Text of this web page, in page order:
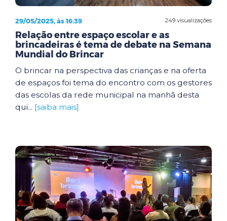
249 visualizações
29/05/2025, às 16:39
Relação entre espaço escolar e as
brincadeiras é tema de debate na Semana
Mundial do Brincar
O brincar na perspectiva das crianças e na oferta
de espaços foi tema do encontro com os gestores
das escolas da rede municipal na manhã desta
qui... [saiba mais]